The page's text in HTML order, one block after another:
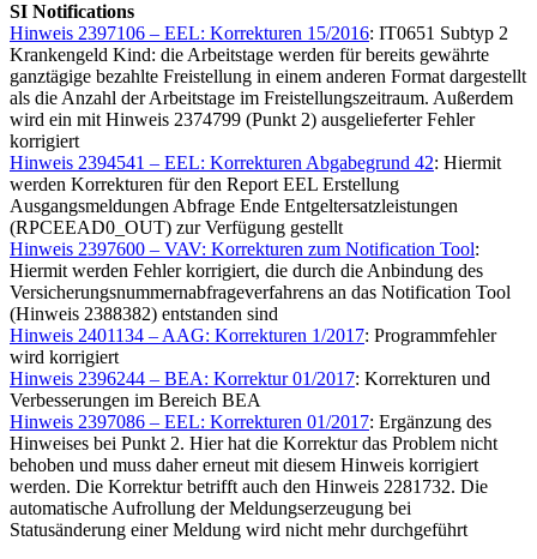
SI Notifications
Hinweis 2397106 – EEL: Korrekturen 15/2016: IT0651 Subtyp 2
Krankengeld Kind: die Arbeitstage werden für bereits gewährte
ganztägige bezahlte Freistellung in einem anderen Format dargestellt
als die Anzahl der Arbeitstage im Freistellungszeitraum. Außerdem
wird ein mit Hinweis 2374799 (Punkt 2) ausgelieferter Fehler
korrigiert
Hinweis 2394541 – EEL: Korrekturen Abgabegrund 42: Hiermit
werden Korrekturen für den Report EEL Erstellung
Ausgangsmeldungen Abfrage Ende Entgeltersatzleistungen
(RPCEEAD0_OUT) zur Verfügung gestellt
Hinweis 2397600 – VAV: Korrekturen zum Notification Tool:
Hiermit werden Fehler korrigiert, die durch die Anbindung des
Versicherungsnummernabfrageverfahrens an das Notification Tool
(Hinweis 2388382) entstanden sind
Hinweis 2401134 – AAG: Korrekturen 1/2017: Programmfehler
wird korrigiert
Hinweis 2396244 – BEA: Korrektur 01/2017: Korrekturen und
Verbesserungen im Bereich BEA
Hinweis 2397086 – EEL: Korrekturen 01/2017: Ergänzung des
Hinweises bei Punkt 2. Hier hat die Korrektur das Problem nicht
behoben und muss daher erneut mit diesem Hinweis korrigiert
werden. Die Korrektur betrifft auch den Hinweis 2281732. Die
automatische Aufrollung der Meldungserzeugung bei
Statusänderung einer Meldung wird nicht mehr durchgeführt